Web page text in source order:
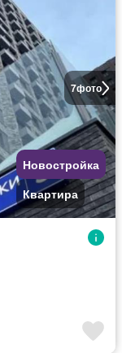
7фото
Новостройка
Квартира